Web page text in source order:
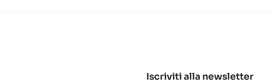
Iscriviti alla newsletter